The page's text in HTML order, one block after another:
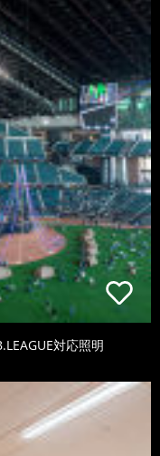
対応照明